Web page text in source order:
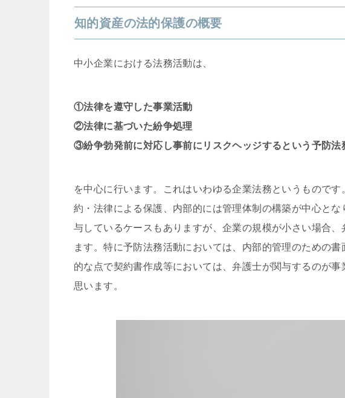
知的資産の法的保護の概要
中小企業における法務活動は、
①法律を遵守した事業活動
②法律に基づいた紛争処理
③紛争勃発前に対応し事前にリスクヘッジするという予防法
を中心に行います。これはいわゆる企業法務というもので
約・法律による保護、内部的には管理体制の構築が中心と
与しているケースもありますが、企業の規模が小さい場合
ます。特に予防法務活動においては、内部的管理のための
的な点で契約書作成等においては、弁護士が関与するのが
思います。